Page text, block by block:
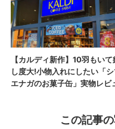
この記事